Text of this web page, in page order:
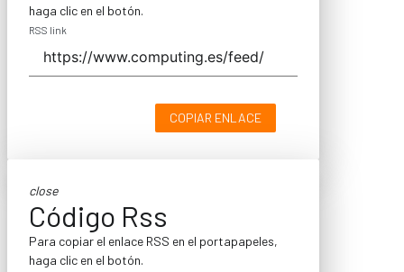
haga clic en el botón.
RSS link
COPIAR ENLACE
close
Código Rss
Para copiar el enlace RSS en el portapapeles,
haga clic en el botón.